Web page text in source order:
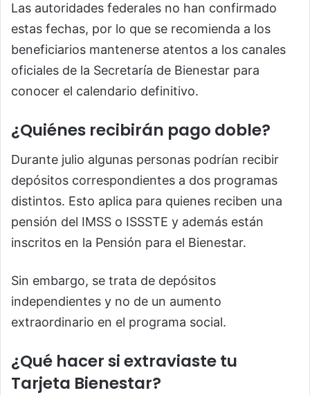
Las autoridades federales no han confirmado
estas fechas, por lo que se recomienda a los
beneficiarios mantenerse atentos a los canales
oficiales de la Secretaría de Bienestar para
conocer el calendario definitivo.
¿Quiénes recibirán pago doble?
Durante julio algunas personas podrían recibir
depósitos correspondientes a dos programas
distintos. Esto aplica para quienes reciben una
pensión del IMSS o ISSSTE y además están
inscritos en la Pensión para el Bienestar.
Sin embargo, se trata de depósitos
independientes y no de un aumento
extraordinario en el programa social.
¿Qué hacer si extraviaste tu
Tarjeta Bienestar?